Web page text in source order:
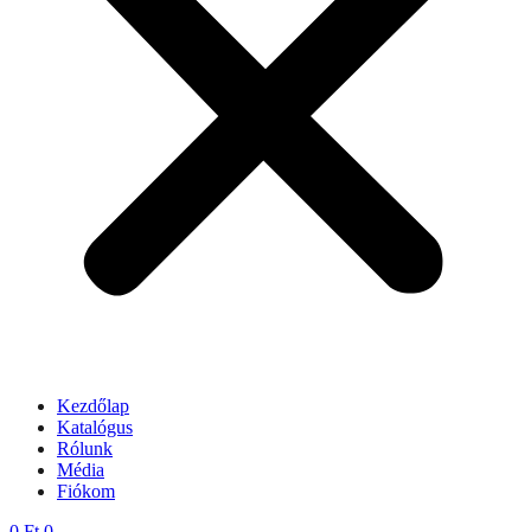
Kezdőlap
Katalógus
Rólunk
Média
Fiókom